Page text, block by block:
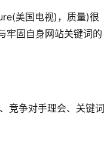
美国电视)，质量)很
牢固自身网站关键词的
竞争对手理会、关键词